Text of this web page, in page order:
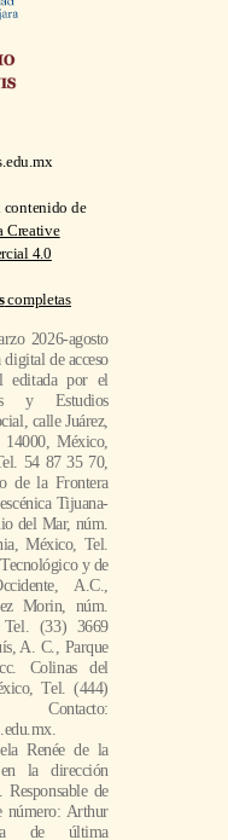
contenido de
Creative
4.0
completas
2026-agosto
digital de acceso
editada por el
y Estudios
calle Juárez,
México,
54 87 35 70,
de la Frontera
Tijuana-
del Mar, núm.
México, Tel.
y de
A.C.,
Morin, núm.
Tel. (33) 3669
A. C., Parque
Colinas del
Tel. (444)
Renée de la
la dirección
Responsable de
número: Arthur
de última